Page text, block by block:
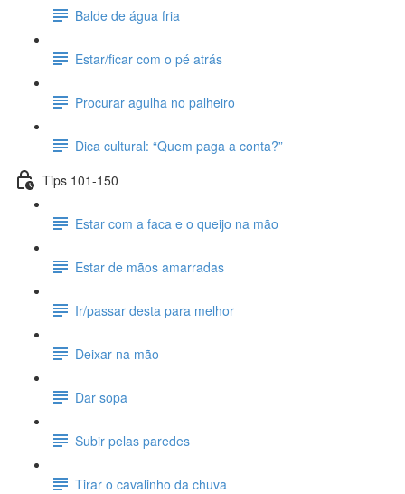
Balde de água fria
Estar/ficar com o pé atrás
Procurar agulha no palheiro
Dica cultural: “Quem paga a conta?”
Tips 101-150
Estar com a faca e o queijo na mão
Estar de mãos amarradas
Ir/passar desta para melhor
Deixar na mão
Dar sopa
Subir pelas paredes
Tirar o cavalinho da chuva